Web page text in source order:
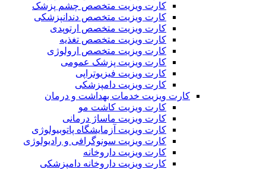
کارت ویزیت متخصص چشم پزشک
کارت ویزیت متخصص دندانپزشکی
کارت ویزیت متخصص ارتوپدی
کارت ویزیت متخصص تغذیه
کارت ویزیت متخصص ارولوژی
کارت ویزیت پزشک عمومی
کارت ویزیت فیزیوتراپی
کارت ویزیت دامپزشکی
کارت ویزیت خدمات بهداشت و درمان
کارت ویزیت کاشت مو
کارت ویزیت ماساژ درمانی
کارت ویزیت آزمایشگاه پاتوبیولوژی
کارت ویزیت سونوگرافی و رادیولوژی
کارت ویزیت داروخانه
کارت ویزیت داروخانه دامپزشکی